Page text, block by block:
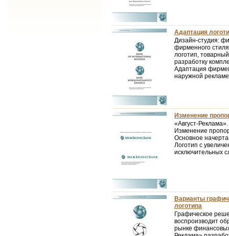
Адаптация
Дизайн-студия:
фирменного
логотип,
разработку
Адаптация
наружной
Изменение
«Август-
Изменение
Основное
Логотип с
исключительных
Варианты
логотипа
Графическое
воспроизводит
рынке финансовых